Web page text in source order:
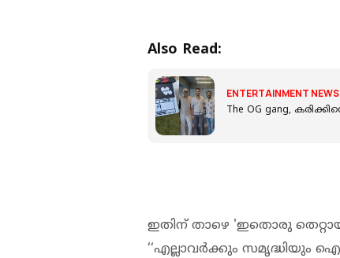
Also Read:
ENTERTAINMENT NEWS
The OG gang,
ഇതിന് താഴെ 'ഇതൊരു
‘‘എല്ലാവർക്കും